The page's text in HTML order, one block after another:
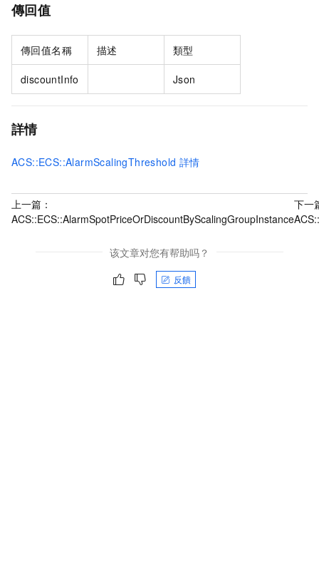
傳回值
傳回值名稱 描述 類型
discountInfo Json
詳情
ACS::ECS::AlarmScalingThreshold 詳情
上一篇：
ACS::ECS::AlarmSpotPriceOrDiscountByScalingGroupInstance
下一
该文章对您有帮助吗？
反饋